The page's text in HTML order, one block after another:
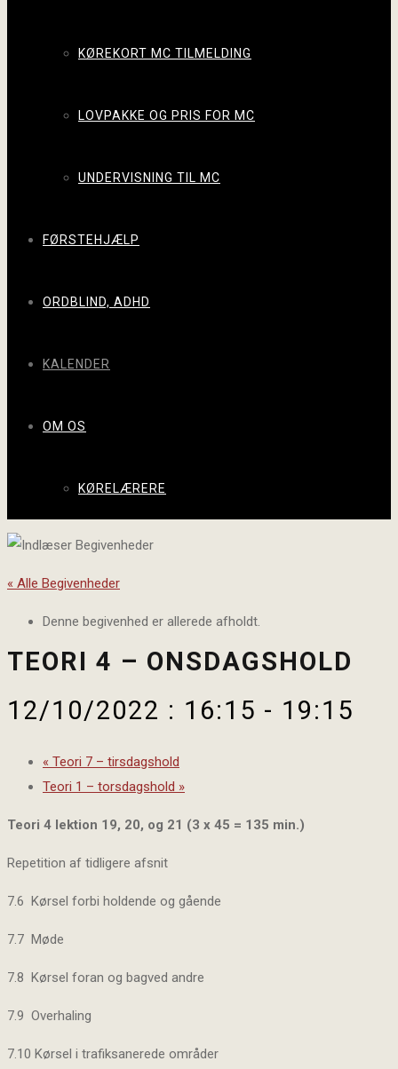
KØREKORT MC TILMELDING
LOVPAKKE OG PRIS FOR MC
UNDERVISNING TIL MC
FØRSTEHJÆLP
ORDBLIND, ADHD
KALENDER
OM OS
KØRELÆRERE
« Alle Begivenheder
Denne begivenhed er allerede afholdt.
TEORI 4 – ONSDAGSHOLD
12/10/2022 : 16:15 - 19:15
« Teori 7 – tirsdagshold
Teori 1 – torsdagshold »
Teori 4 lektion 19, 20, og 21 (3 x 45 = 135 min.)
Repetition af tidligere afsnit
7.6 Kørsel forbi holdende og gående
7.7 Møde
7.8 Kørsel foran og bagved andre
7.9 Overhaling
7.10 Kørsel i trafiksanerede områder